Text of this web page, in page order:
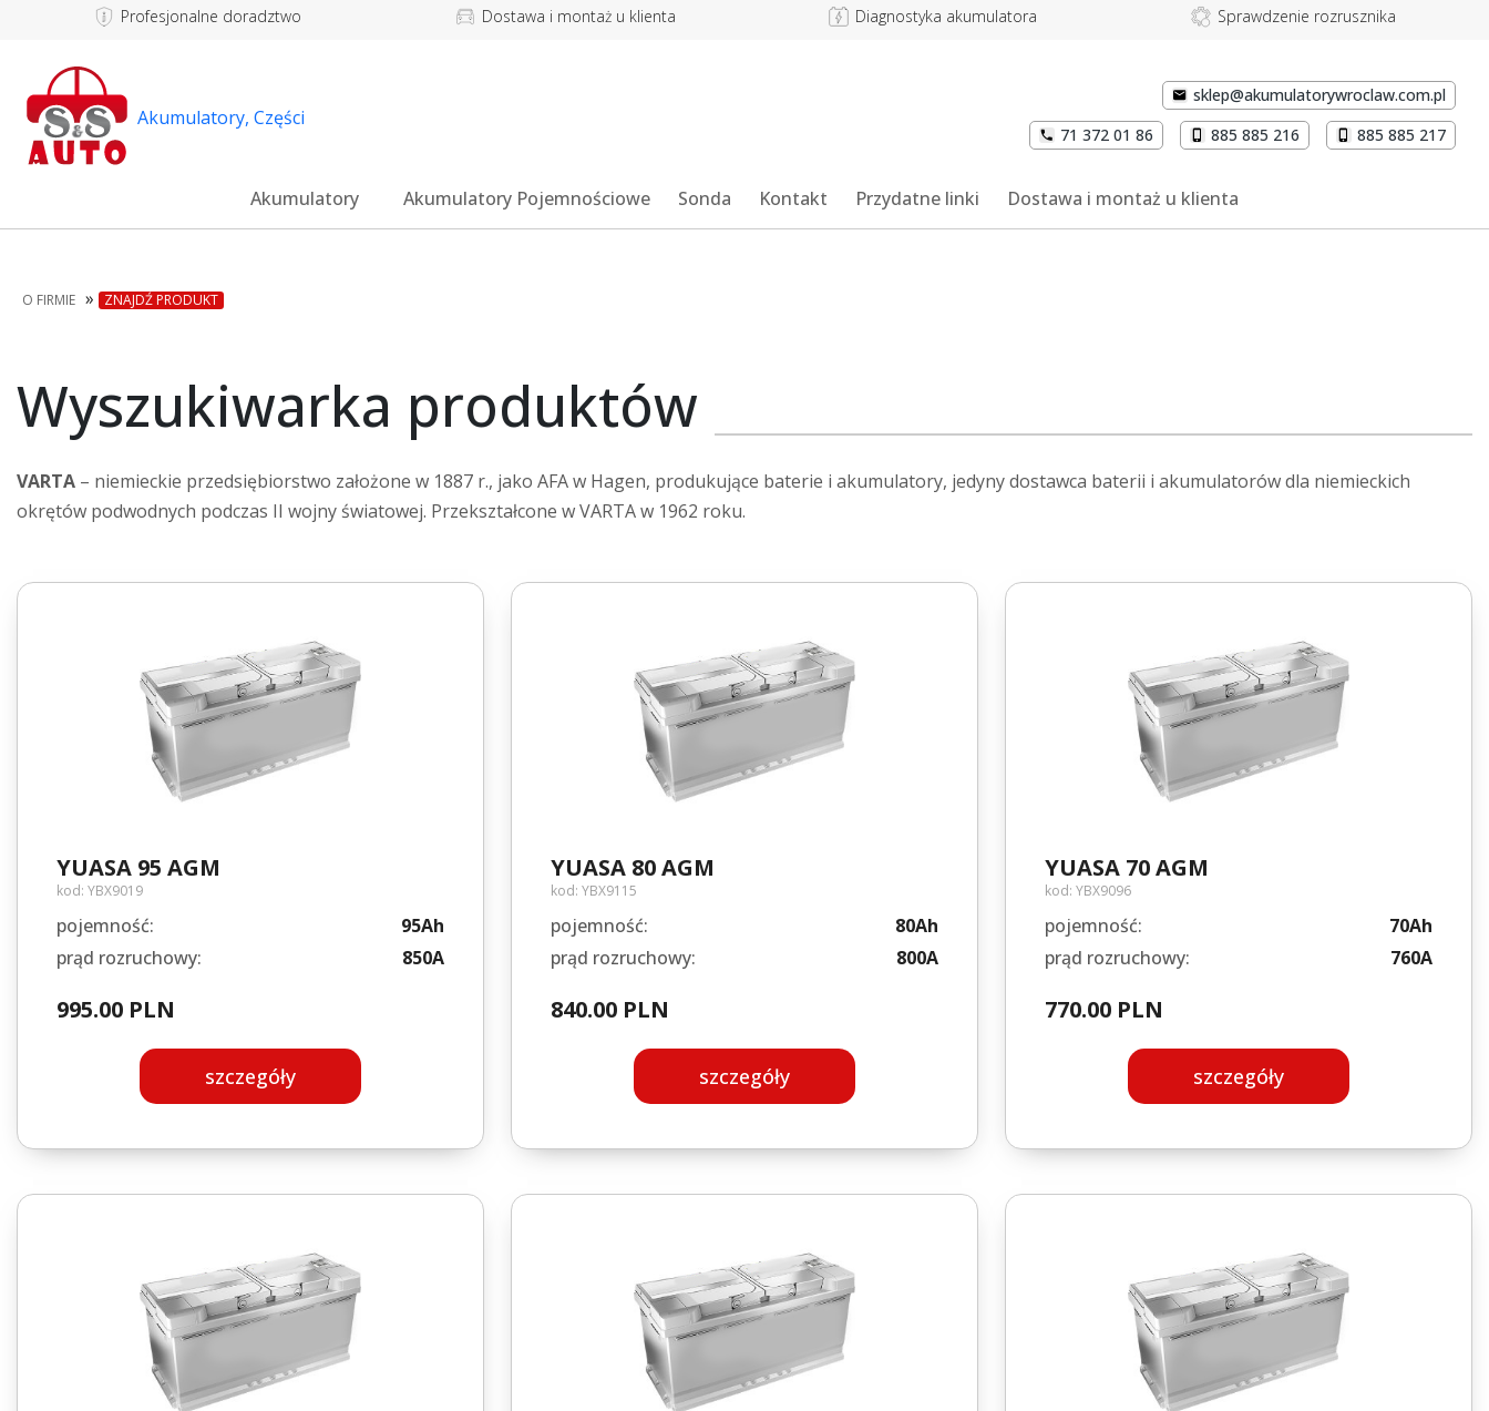
Profesjonalne doradztwo Dostawa i montaż u klienta Diagnostyka akumulatora Sprawdzenie rozrusznika
Akumulatory, Części
sklep@akumulatorywroclaw.com.pl
71 372 01 86
885 885 216 885 885 217
Akumulatory Akumulatory Pojemnościowe Sonda Kontakt Przydatne linki Dostawa i montaż u klienta
O FIRMIE » ZNAJDŹ PRODUKT
Wyszukiwarka produktów
VARTA – niemieckie przedsiębiorstwo założone w 1887 r., jako AFA w Hagen, produkujące baterie i akumulatory, jedyny dostawca baterii i akumulatorów dla niemieckich
okrętów podwodnych podczas II wojny światowej. Przekształcone w VARTA w 1962 roku.
YUASA 95 AGM
kod: YBX9019
pojemność:
95Ah
prąd rozruchowy:
850A
995.00 PLN
szczegóły
YUASA 80 AGM
kod: YBX9115
pojemność:
80Ah
prąd rozruchowy:
800A
840.00 PLN
szczegóły
YUASA 70 AGM
kod: YBX9096
pojemność:
70Ah
prąd rozruchowy:
760A
770.00 PLN
szczegóły